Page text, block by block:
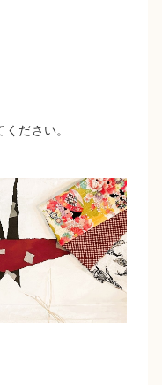
ださい。